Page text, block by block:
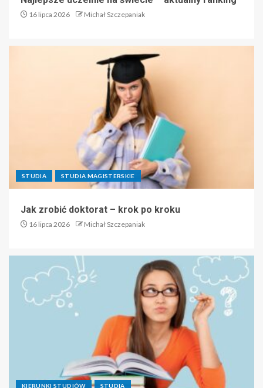
16 lipca 2026 Michał Szczepaniak
STUDIA STUDIA MAGISTERSKIE
Jak zrobić doktorat – krok po kroku
16 lipca 2026 Michał Szczepaniak
KIERUNKI STUDIÓW STUDIA